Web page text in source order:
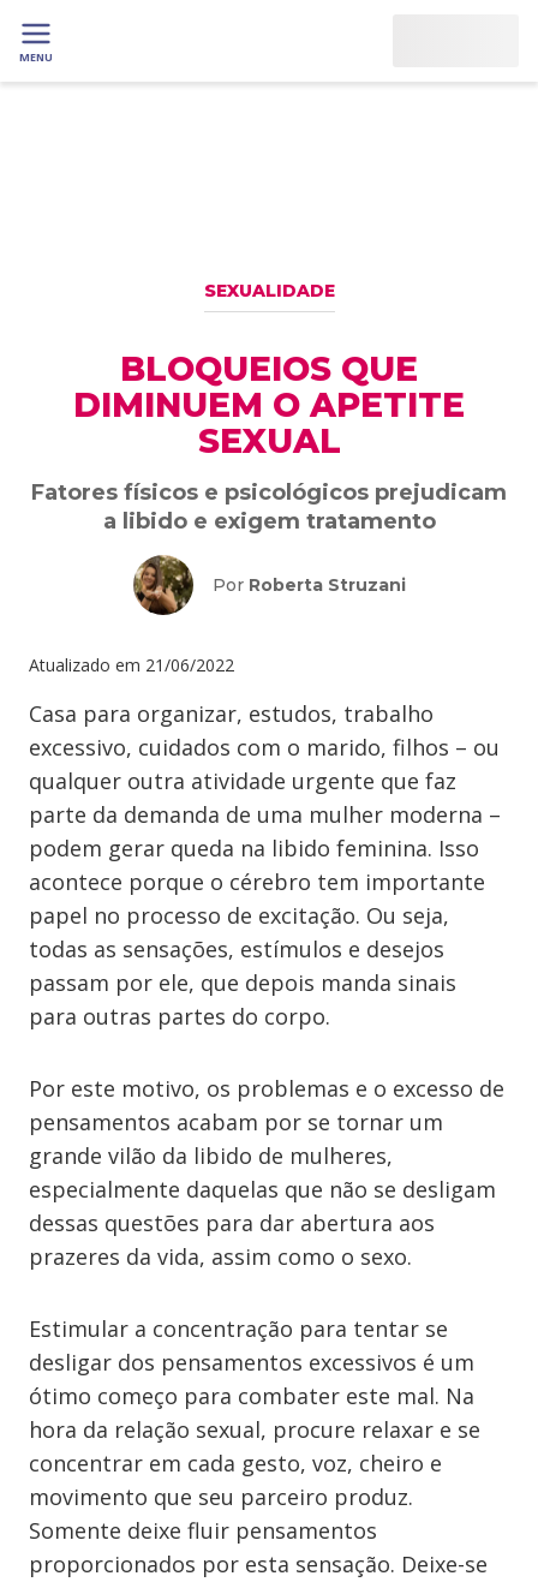
MENU
SEXUALIDADE
BLOQUEIOS QUE
DIMINUEM O APETITE
SEXUAL
Fatores físicos e psicológicos prejudicam
a libido e exigem tratamento
Por Roberta Struzani
Atualizado em 21/06/2022
Casa para organizar, estudos, trabalho
excessivo, cuidados com o marido, filhos – ou
qualquer outra atividade urgente que faz
parte da demanda de uma mulher moderna –
podem gerar queda na libido feminina. Isso
acontece porque o cérebro tem importante
papel no processo de excitação. Ou seja,
todas as sensações, estímulos e desejos
passam por ele, que depois manda sinais
para outras partes do corpo.
Por este motivo, os problemas e o excesso de
pensamentos acabam por se tornar um
grande vilão da libido de mulheres,
especialmente daquelas que não se desligam
dessas questões para dar abertura aos
prazeres da vida, assim como o sexo.
Estimular a concentração para tentar se
desligar dos pensamentos excessivos é um
ótimo começo para combater este mal. Na
hora da relação sexual, procure relaxar e se
concentrar em cada gesto, voz, cheiro e
movimento que seu parceiro produz.
Somente deixe fluir pensamentos
proporcionados por esta sensação. Deixe-se